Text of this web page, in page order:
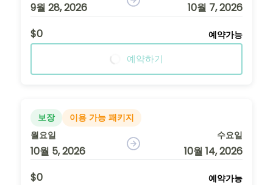
9월 28, 2026
10월 7, 2026
$0
예약가능
예약하기
보장
이용 가능 패키지
월요일
10월 5, 2026
수요일
10월 14, 2026
$0
예약가능